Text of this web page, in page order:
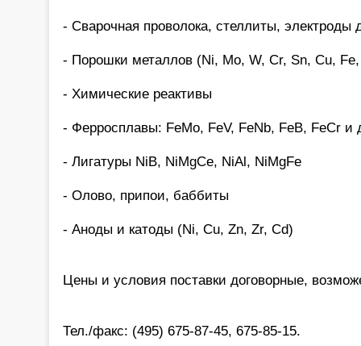
- Сварочная проволока, стеллиты, электроды
- Порошки металлов (Ni, Mo, W, Cr, Sn, Cu,
- Химические реактивы
- Ферросплавы: FeMo, FeV, FeNb, FeB, FeCr и
- Лигатуры NiB, NiMgCe, NiAl, NiMgFe
- Олово, припои, баббиты
- Аноды и катоды (Ni, Cu, Zn, Zr, Cd)
Цены и условия поставки договорные,
Тел./факс: (495) 675-87-45, 675-85-15.